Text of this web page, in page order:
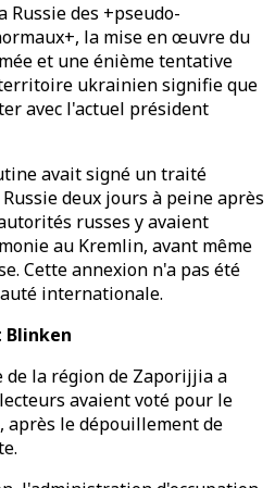
Russie des +pseudo-
la mise en œuvre du
et une énième tentative
ukrainien signifie que
avec l'actuel président
avait signé un traité
deux jours à peine après
russes y avaient
au Kremlin, avant même
Cette annexion n'a pas été
internationale.
de la région de Zaporijjia a
avaient voté pour le
après le dépouillement de